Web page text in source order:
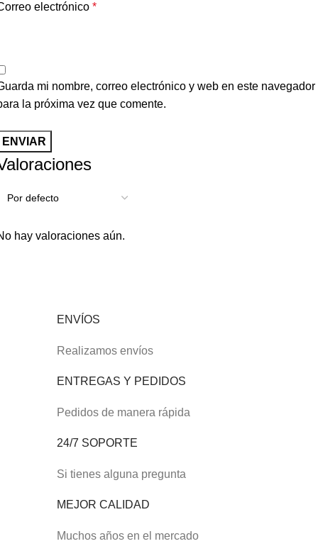
hay valoraciones aún.
electrónico *
mi nombre, correo electrónico y web en este navegador
la próxima vez que comente.
ENVÍOS
Realizamos envíos
ENTREGAS Y PEDIDOS
Pedidos de manera rápida
24/7 SOPORTE
Si tienes alguna pregunta
MEJOR CALIDAD
Muchos años en el mercado